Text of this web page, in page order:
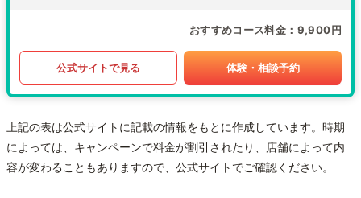
おすすめコース料金 9,900円
公式サイトで見る 体験・相談予約
上記の表は公式サイトに記載の情報をもとに作成しています。時期
によっては、キャンペーンで料金が割引されたり、店舗によって内
容が変わることもありますので、公式サイトでご確認ください。